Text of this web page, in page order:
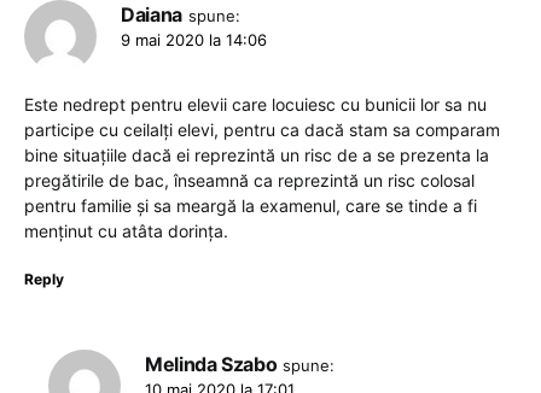
Daiana spune:
9 mai 2020 la 14:06
Este nedrept pentru elevii care locuiesc cu bunicii lor sa nu
participe cu ceilalți elevi, pentru ca dacă stam sa comparam
bine situațiile dacă ei reprezintă un risc de a se prezenta la
pregătirile de bac, înseamnă ca reprezintă un risc colosal
pentru familie și sa meargă la examenul, care se tinde a fi
menținut cu atâta dorința.
Reply
Melinda Szabo spune: